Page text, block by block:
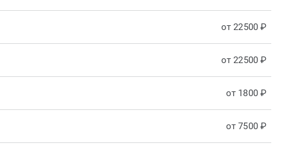
от 22500 ₽
от 22500 ₽
от 1800 ₽
от 7500 ₽